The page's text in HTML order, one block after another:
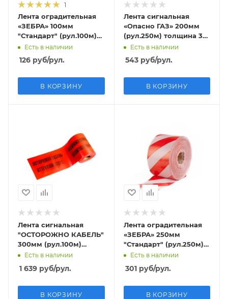
1
Лента оградительная
«ЗЕБРА» 100мм
"Стандарт" (рул.100м)
толщина 50 мкм
Есть в наличии
126 руб/рул.
В КОРЗИНУ
Лента сигнальная
«Опасно ГАЗ» 200мм
(рул.250м) толщина 35
мкмЕсть в наличии
543руб/рул.
В КОРЗИНУ
Лента сигнальная
"ОСТОРОЖНО КАБЕЛЬ"
300мм (рул.100м)
толщина 200 мкм
Есть в наличии
1 639 руб/рул.
В КОРЗИНУ
Лента оградительная
«ЗЕБРА» 250мм
"Стандарт" (рул.250м)
толщина 50 мкм
Есть в наличии
301руб/рул.
В КОРЗИНУ